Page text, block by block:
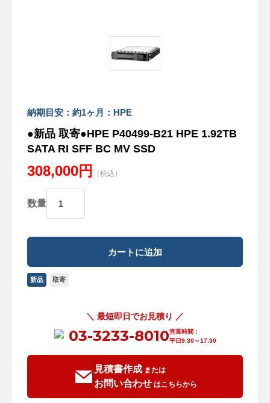
納期目安：約1ヶ月：HPE
●新品 取寄●HPE P40499-B21 HPE 1.92TB
SATA RI SFF BC MV SSD
308,000円 （税込）
数量
新品 取寄
＼ 最短即日でお見積り ／
03-3233-8010営業時間：
平日9:30～17:30
見積書作成または
お問い合わせはこちらから